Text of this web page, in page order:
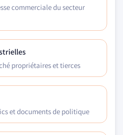
commerciale du secteur
propriétaires et tierces
et documents de politique